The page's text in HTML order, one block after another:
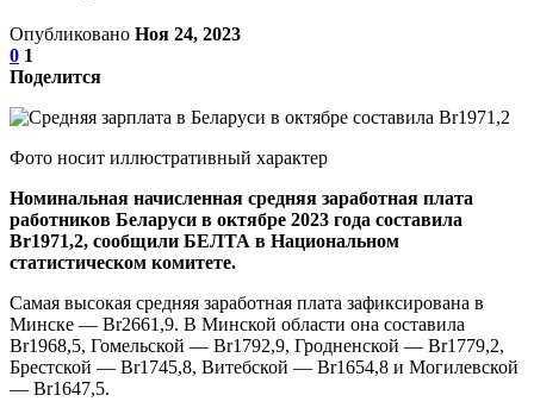
Опубликовано Ноя 24, 2023
0 1
Поделится
Фото носит иллюстративный характер
Номинальная начисленная средняя заработная плата
работников Беларуси в октябре 2023 года составила
Br1971,2, сообщили БЕЛТА в Национальном
статистическом комитете.
Самая высокая средняя заработная плата зафиксирована в
Минске — Br2661,9. В Минской области она составила
Br1968,5, Гомельской — Br1792,9, Гродненской — Br1779,2,
Брестской — Br1745,8, Витебской — Br1654,8 и Могилевской
— Br1647,5.